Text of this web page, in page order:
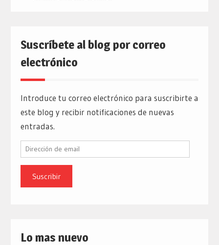
Suscríbete al blog por correo
electrónico
Introduce tu correo electrónico para suscribirte a
este blog y recibir notificaciones de nuevas
entradas.
Dirección
email
Lo mas nuevo